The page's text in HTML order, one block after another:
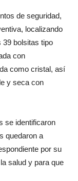
de seguridad,
localizando
39 bolsitas tipo
con
como cristal, así
y seca con
se identificaron
quedaron a
por su
salud y para que